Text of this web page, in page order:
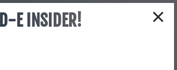
×
E INSIDER!